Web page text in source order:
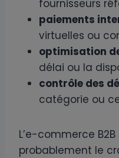
fournisseurs
paiements
virtuelles ou
optimisation
délai ou la
contrôle des
catégorie ou
L’e-commerce
probablement le